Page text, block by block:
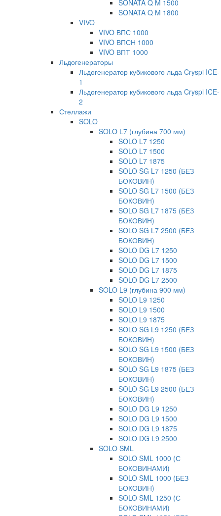
SONATA Q M 1500
SONATA Q M 1800
VIVO
VIVO ВПС 1000
VIVO ВПСН 1000
VIVO ВПТ 1000
Льдогенераторы
Льдогенератор кубикового льда Cryspi ICE-
1
Льдогенератор кубикового льда Cryspi ICE-
2
Стеллажи
SOLO
SOLO L7 (глубина 700 мм)
SOLO L7 1250
SOLO L7 1500
SOLO L7 1875
SOLO SG L7 1250 (БЕЗ
БОКОВИН)
SOLO SG L7 1500 (БЕЗ
БОКОВИН)
SOLO SG L7 1875 (БЕЗ
БОКОВИН)
SOLO SG L7 2500 (БЕЗ
БОКОВИН)
SOLO DG L7 1250
SOLO DG L7 1500
SOLO DG L7 1875
SOLO DG L7 2500
SOLO L9 (глубина 900 мм)
SOLO L9 1250
SOLO L9 1500
SOLO L9 1875
SOLO SG L9 1250 (БЕЗ
БОКОВИН)
SOLO SG L9 1500 (БЕЗ
БОКОВИН)
SOLO SG L9 1875 (БЕЗ
БОКОВИН)
SOLO SG L9 2500 (БЕЗ
БОКОВИН)
SOLO DG L9 1250
SOLO DG L9 1500
SOLO DG L9 1875
SOLO DG L9 2500
SOLO SML
SOLO SML 1000 (С
БОКОВИНАМИ)
SOLO SML 1000 (БЕЗ
БОКОВИН)
SOLO SML 1250 (С
БОКОВИНАМИ)